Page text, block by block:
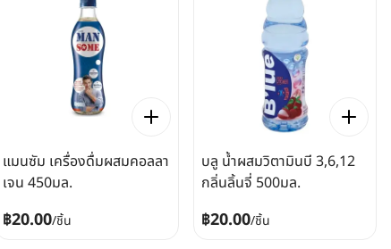
แมนซัม เครื่องดื่มผสมคอลลา
เจน 450มล.
฿20.00/ชิ้น
บลู น้ำผสมวิตามินบี 3,6,12
กลิ่นลิ้นจี่ 500มล.
฿20.00/ชิ้น